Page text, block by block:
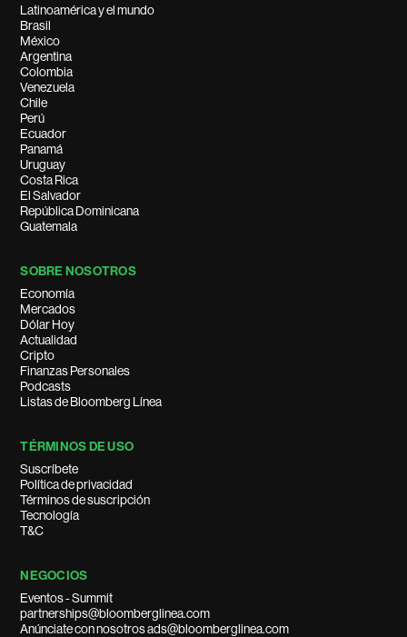
Latinoamérica y el mundo
Brasil
México
Argentina
Colombia
Venezuela
Chile
Perú
Ecuador
Panamá
Uruguay
Costa Rica
El Salvador
República Dominicana
Guatemala
SOBRE NOSOTROS
Economía
Mercados
Dólar Hoy
Actualidad
Cripto
Finanzas Personales
Podcasts
Listas de Bloomberg Línea
TÉRMINOS DE USO
Suscríbete
Política de privacidad
Términos de suscripción
Tecnología
T&C
NEGOCIOS
Eventos - Summit
partnerships@bloomberglinea.com
Anúnciate con nosotros ads@bloomberglinea.com